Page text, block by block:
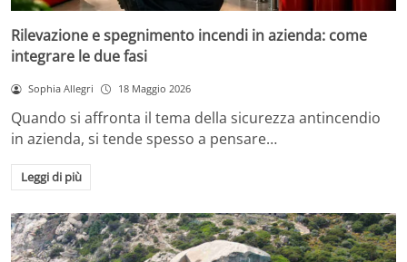
Rilevazione e spegnimento incendi in azienda: come
integrare le due fasi
Sophia Allegri 18 Maggio 2026
Quando si affronta il tema della sicurezza antincendio
in azienda, si tende spesso a pensare…
Leggi di più